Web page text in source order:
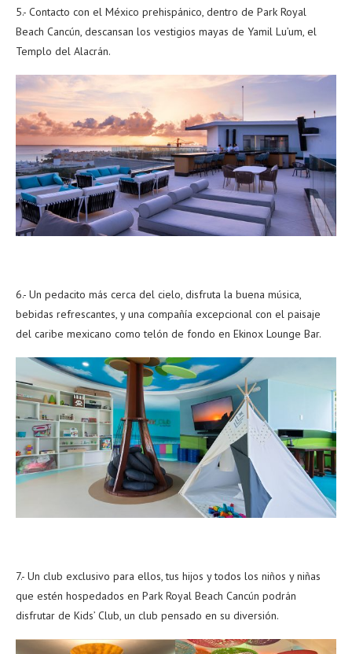
5.- Contacto con el México prehispánico, dentro de Park Royal
Beach Cancún, descansan los vestigios mayas de Yamil Lu’um, el
Templo del Alacrán.
6.- Un pedacito más cerca del cielo, disfruta la buena música,
bebidas refrescantes, y una compañía excepcional con el paisaje
del caribe mexicano como telón de fondo en Ekinox Lounge Bar.
7.- Un club exclusivo para ellos, tus hijos y todos los niños y niñas
que estén hospedados en Park Royal Beach Cancún podrán
disfrutar de Kids’ Club, un club pensado en su diversión.